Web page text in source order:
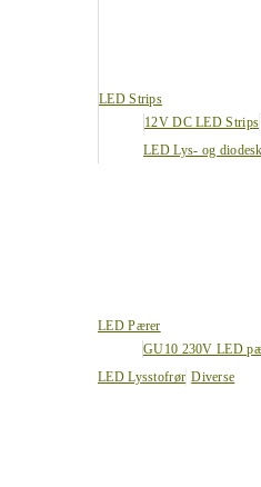
LED Strips
12V DC LED Strips
LED Lys- og
LED Pærer
GU10 230V LED
LED Lysstofrør Diverse